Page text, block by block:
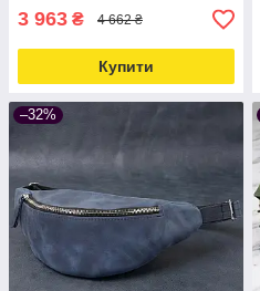
3 963 ₴ 4 662 ₴
Купити
–32%